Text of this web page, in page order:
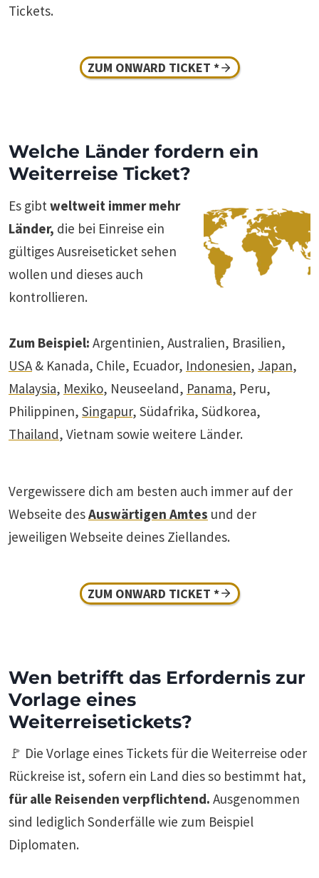
Tickets.
ZUM ONWARD TICKET *
Welche Länder fordern ein
Weiterreise Ticket?
Es gibtweltweit immer mehr
Länder, die bei Einreise ein
gültiges Ausreiseticket sehen
wollen und dieses auch
kontrollieren.
Zum Beispiel: Argentinien, Australien, Brasilien,
USA& Kanada, Chile, Ecuador, Indonesien, Japan,
Malaysia, Mexiko, Neuseeland, Panama, Peru,
Philippinen, Singapur, Südafrika, Südkorea,
Thailand, Vietnam sowie weitere Länder.
Vergewissere dich am besten auch immer auf der
Webseite desAuswärtigen Amtes und der
jeweiligen Webseite deines Ziellandes.
ZUM ONWARD TICKET *
Wen betrifft das Erfordernis zur
Vorlage eines
Weiterreisetickets?
🚩 Die Vorlage eines Tickets für die Weiterreise oder
Rückreise ist, sofern ein Land dies so bestimmt hat,
für alle Reisenden verpflichtend. Ausgenommen
sind lediglich Sonderfälle wie zum Beispiel
Diplomaten.